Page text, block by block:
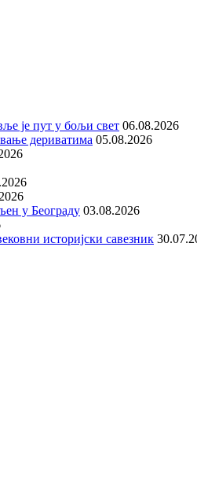
је пут у бољи свет 06.08.2026
дериватима 05.08.2026
у Београду 03.08.2026
историјски савезник